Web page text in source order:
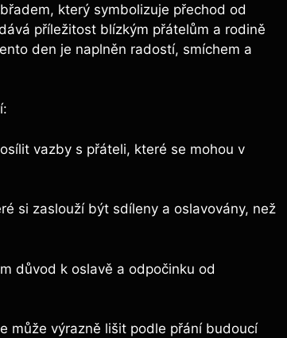
který symbolizuje přechod od
příležitost blízkým přátelům a rodině
den je naplněn radostí, smíchem a
vazby s přáteli, které se mohou v
si zaslouží být sdíleny a oslavovány, než
důvod k oslavě a odpočinku od
může výrazně lišit podle přání budoucí